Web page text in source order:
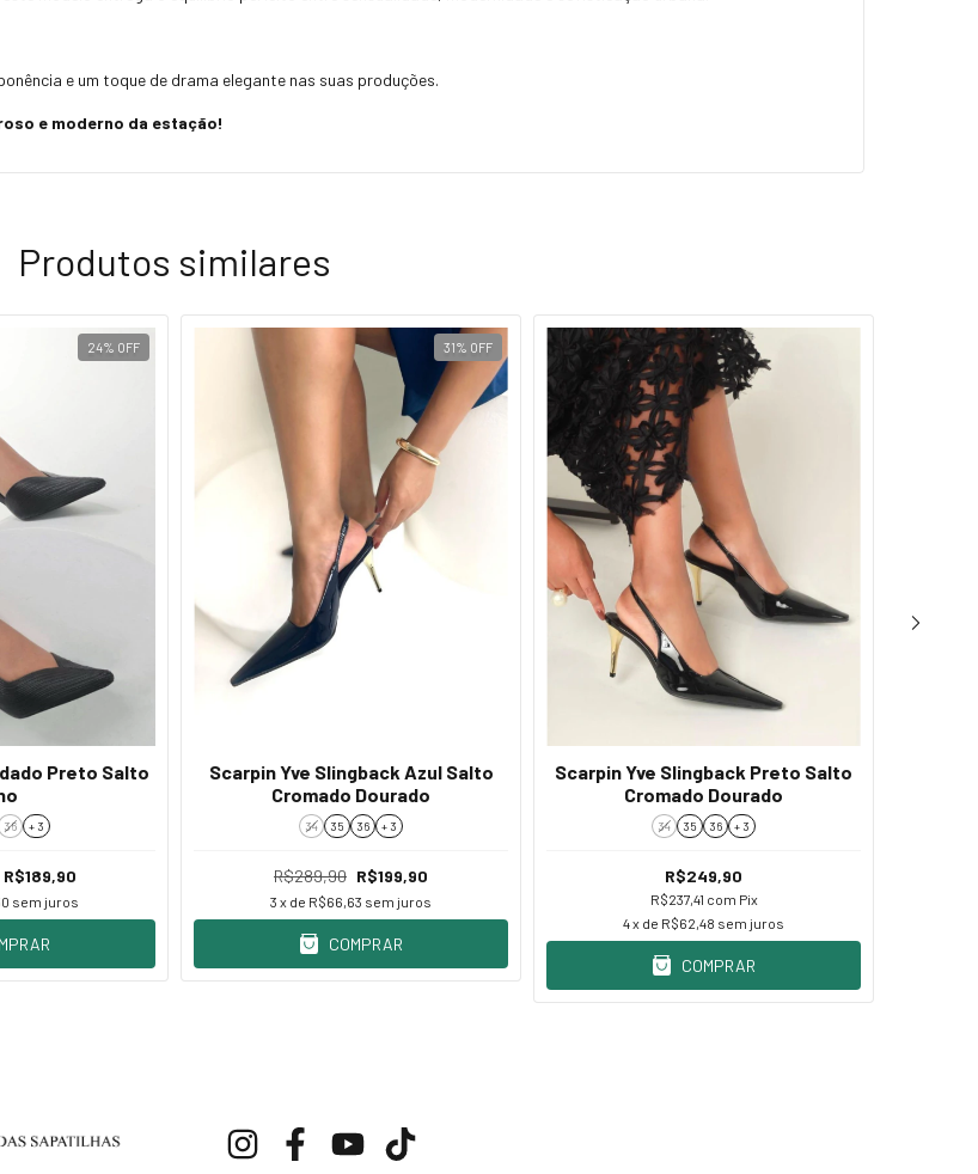
e um toque de drama elegante nas suas produções.
e moderno da estação!
Produtos similares
24% OFF
Preto Salto
36 + 3
R$189,90
sem juros
31% OFF
Scarpin Yve Slingback Azul Salto
Cromado Dourado
34 35 36 + 3
R$289,90 R$199,90
3 x de R$66,63 sem juros
COMPRAR
Scarpin Yve Slingback Preto Salto
Cromado Dourado
34 35 36 + 3
R$249,90
R$237,41 com Pix
4x de R$62,48 sem juros
COMPRAR